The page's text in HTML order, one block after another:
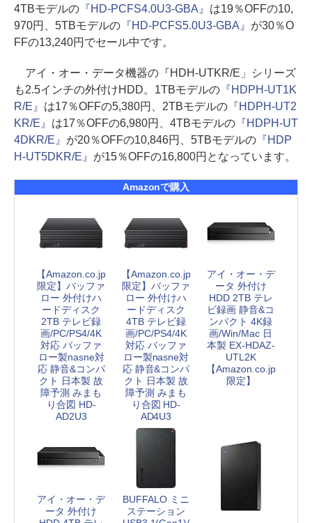
4TBモデルの『HD-PCFS4.0U3-GBA』 は19％OFFの10,
970円、5TBモデルの『HD-PCFS5.0U3-GBA』 が30％O
FFの13,240円でセール中です。
アイ・オー・データ機器の『HDH-UTKR/E」シリーズ
も2.5インチの外付けHDD。1TBモデルの『HDPH-UT1K
R/E』 は17％OFFの5,380円、2TBモデルの『HDPH-UT2
KR/E』 は17％OFFの6,980円、4TBモデルの『HDPH-UT
4DKR/E』 が20％OFFの10,846円、5TBモデルの『HDP
H-UT5DKR/E』 が15％OFFの16,800円となっています。
Amazonで購入
【Amazon.co.jp
限定】バッファ
ロー 外付けハ
ードディスク
2TB テレビ録
画/PC/PS4/4K
対応 バッファ
ロー製nasne対
応 静音&コンパ
クト 日本製 故
障予測 みまも
り合図 HD-
AD2U3
【Amazon.co.jp
限定】バッファ
ロー 外付けハ
ードディスク
4TB テレビ録
画/PC/PS4/4K
対応 バッファ
ロー製nasne対
応 静音&コンパ
クト 日本製 故
障予測 みまも
り合図 HD-
AD4U3
アイ・オー・デ
ータ 外付け
HDD 2TB テレ
ビ録画 静音&コ
ンパクト 4K録
画/Win/Mac 日
本製 EX-HDAZ-
UTL2K
【Amazon.co.jp
限定】
アイ・オー・デ
ータ 外付け
BUFFALO ミニ
ステーション